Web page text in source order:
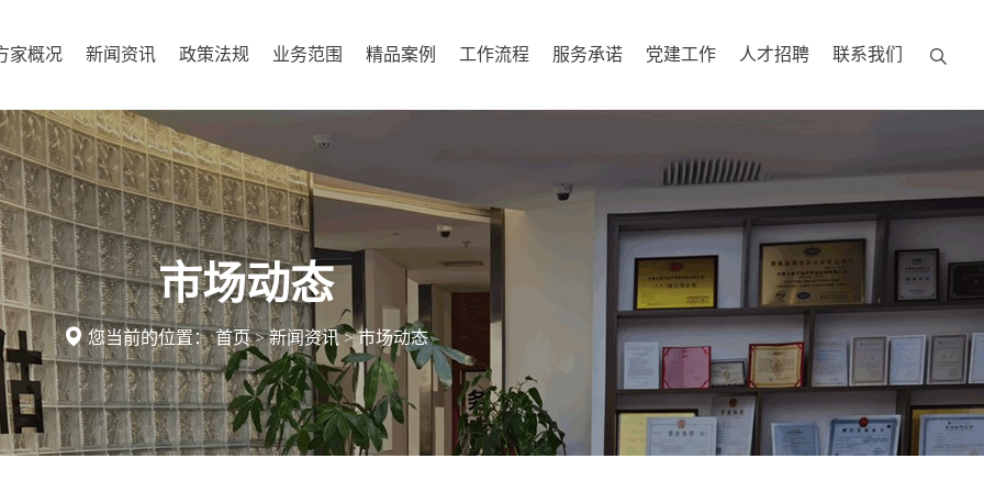
家概况 新闻资讯 政策法规 业务范围 精品案例 工作流程 服务承诺 党建工作 人才招聘 联系我们
市场动态
您当前的位置：首页>新闻资讯>市场动态